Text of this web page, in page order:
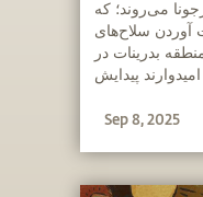
می‌روند؛ که
آوردن سلاح‌های
بدرینات در
پیدایش
ضعف‌هایش را
Sep 8, 2025